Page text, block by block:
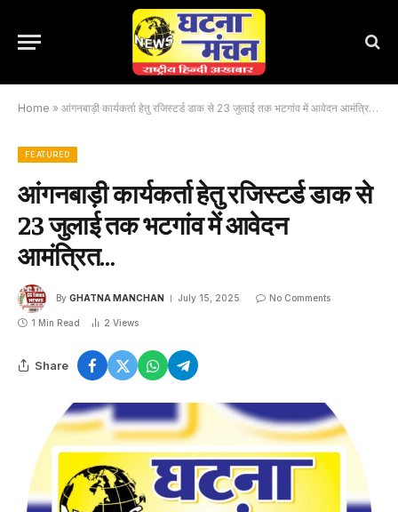
Home » आंगनबाड़ी कार्यकर्ता हेतु रजिस्टर्ड डाक से 23 जुलाई तक भटगांव में आवेदन आमंत्रित…
FEATURED
आंगनबाड़ी कार्यकर्ता हेतु रजिस्टर्ड डाक से
23 जुलाई तक भटगांव में आवेदन
आमंत्रित…
By GHATNA MANCHAN July 15, 2025 No Comments
1 Min Read 2 Views
Share